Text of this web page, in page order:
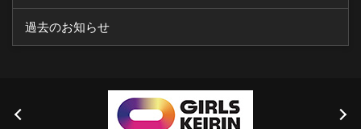
過去のお知らせ